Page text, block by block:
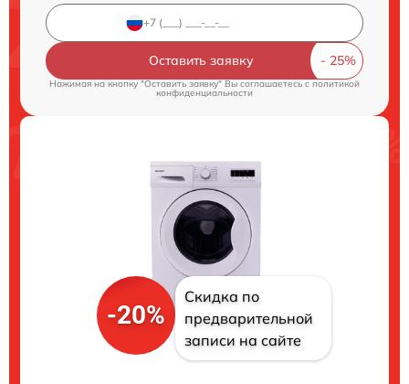
Оставить заявку
Нажимая на кнопку "Оставить заявку" Вы соглашаетесь cполитикой
конфиденциальности
-20%
Скидка по
предварительной
записи на сайте